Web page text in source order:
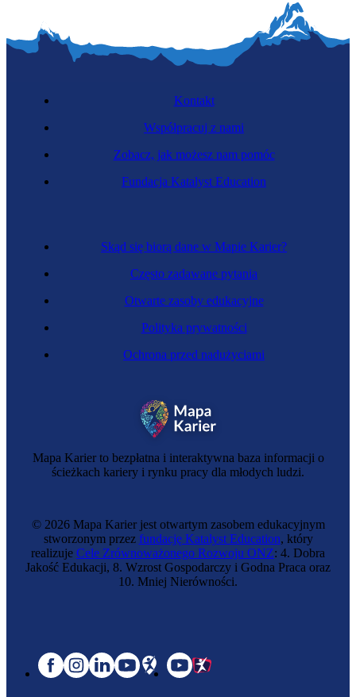
Mapa Karier to bezpłatna i interaktywna baza informacji o
ścieżkach kariery i rynku pracy dla młodych ludzi.
Skąd się biorą dane w Mapie Karier?
Często zadawane pytania
Otwarte zasoby edukacyjne
Polityka prywatności
Ochrona przed nadużyciami
Kontakt
Współpracuj z nami
Zobacz, jak możesz nam pomóc
Fundacja Katalyst Education
© 2026 Mapa Karier jest otwartym zasobem edukacyjnym
stworzonym przez fundację Katalyst Education, który
realizuje Cele Zrównoważonego Rozwoju ONZ: 4. Dobra
Jakość Edukacji, 8. Wzrost Gospodarczy i Godna Praca oraz
10. Mniej Nierówności.